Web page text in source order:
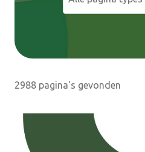
e
2988 pagina's gevonden